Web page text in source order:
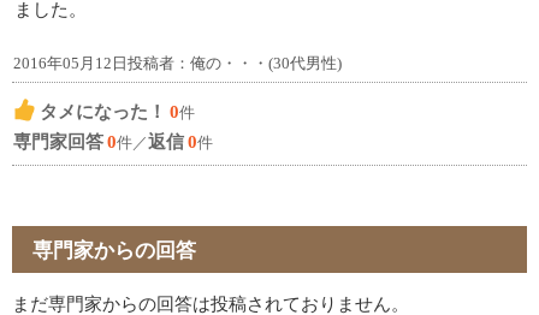
ました。
2016年05月12日投稿者：俺の・・・(30代男性)
タメになった！ 0件
専門家回答0件／返信0件
専門家からの回答
まだ専門家からの回答は投稿されておりません。